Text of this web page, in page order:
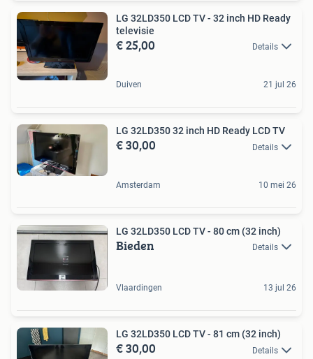
LG 32LD350 LCD TV - 32 inch HD Ready
televisie
€ 25,00 Details
Duiven 21 jul 26
LG 32LD350 32 inch HD Ready LCD TV
€ 30,00 Details
Amsterdam 10 mei 26
LG 32LD350 LCD TV - 80 cm (32 inch)
Bieden Details
Vlaardingen 13 jul 26
LG 32LD350 LCD TV - 81 cm (32 inch)
€ 30,00 Details